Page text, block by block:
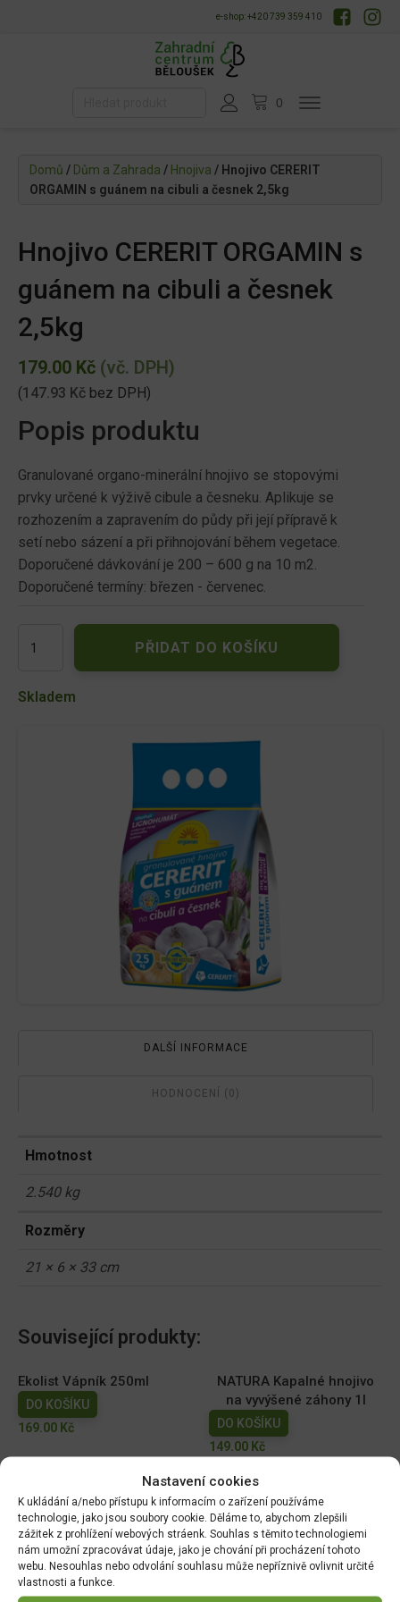
Nastavení cookies
K ukládání a/nebo přístupu k informacím o zařízení používáme
technologie, jako jsou soubory cookie. Děláme to, abychom zlepšili
zážitek z prohlížení webových stráenk. Souhlas s těmito technologiemi
nám umožní zpracovávat údaje, jako je chování při procházení tohoto
webu. Nesouhlas nebo odvolání souhlasu může nepříznivě ovlivnit určité
vlastnosti a funkce.
e-shop: +420 739 359 410
Domů / Dům a Zahrada / Hnojiva / Hnojivo CERERIT
ORGAMIN s guánem na cibuli a česnek 2,5kg
Hnojivo CERERIT ORGAMIN s
guánem na cibuli a česnek
2,5kg
179.00 Kč (vč. DPH)
(147.93 Kč bez DPH)
Popis produktu
Granulované organo-minerální hnojivo se stopovými
prvky určené k výživě cibule a česneku. Aplikuje se
rozhozením a zapravením do půdy při její přípravě k
setí nebo sázení a při přihnojování během vegetace.
Doporučené dávkování je 200 – 600 g na 10 m2.
Doporučené termíny: březen - červenec.
CERERIT
s
PŘIDAT DO KOŠÍKU
Skladem
DALŠÍ INFORMACE
HODNOCENÍ (0)
Hmotnost
2.540 kg
Rozměry
21 × 6 × 33 cm
Související produkty:
Ekolist Vápník 250ml
DO KOŠÍKU
169.00 Kč
NATURA Kapalné hnojivo
na vyvýšené záhony 1l
DO KOŠÍKU
149.00 Kč
AGRO Cererit Hobby GOLD
s guánem 1l
DO KOŠÍKU
95.00Kč
Cererit s guánem Podzimní
5kg/FO +
DO KOŠÍKU
309.07Kč
Wuxal SUS Ca 250ml